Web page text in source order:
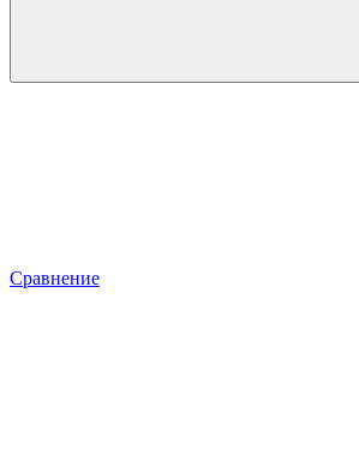
Сравнение